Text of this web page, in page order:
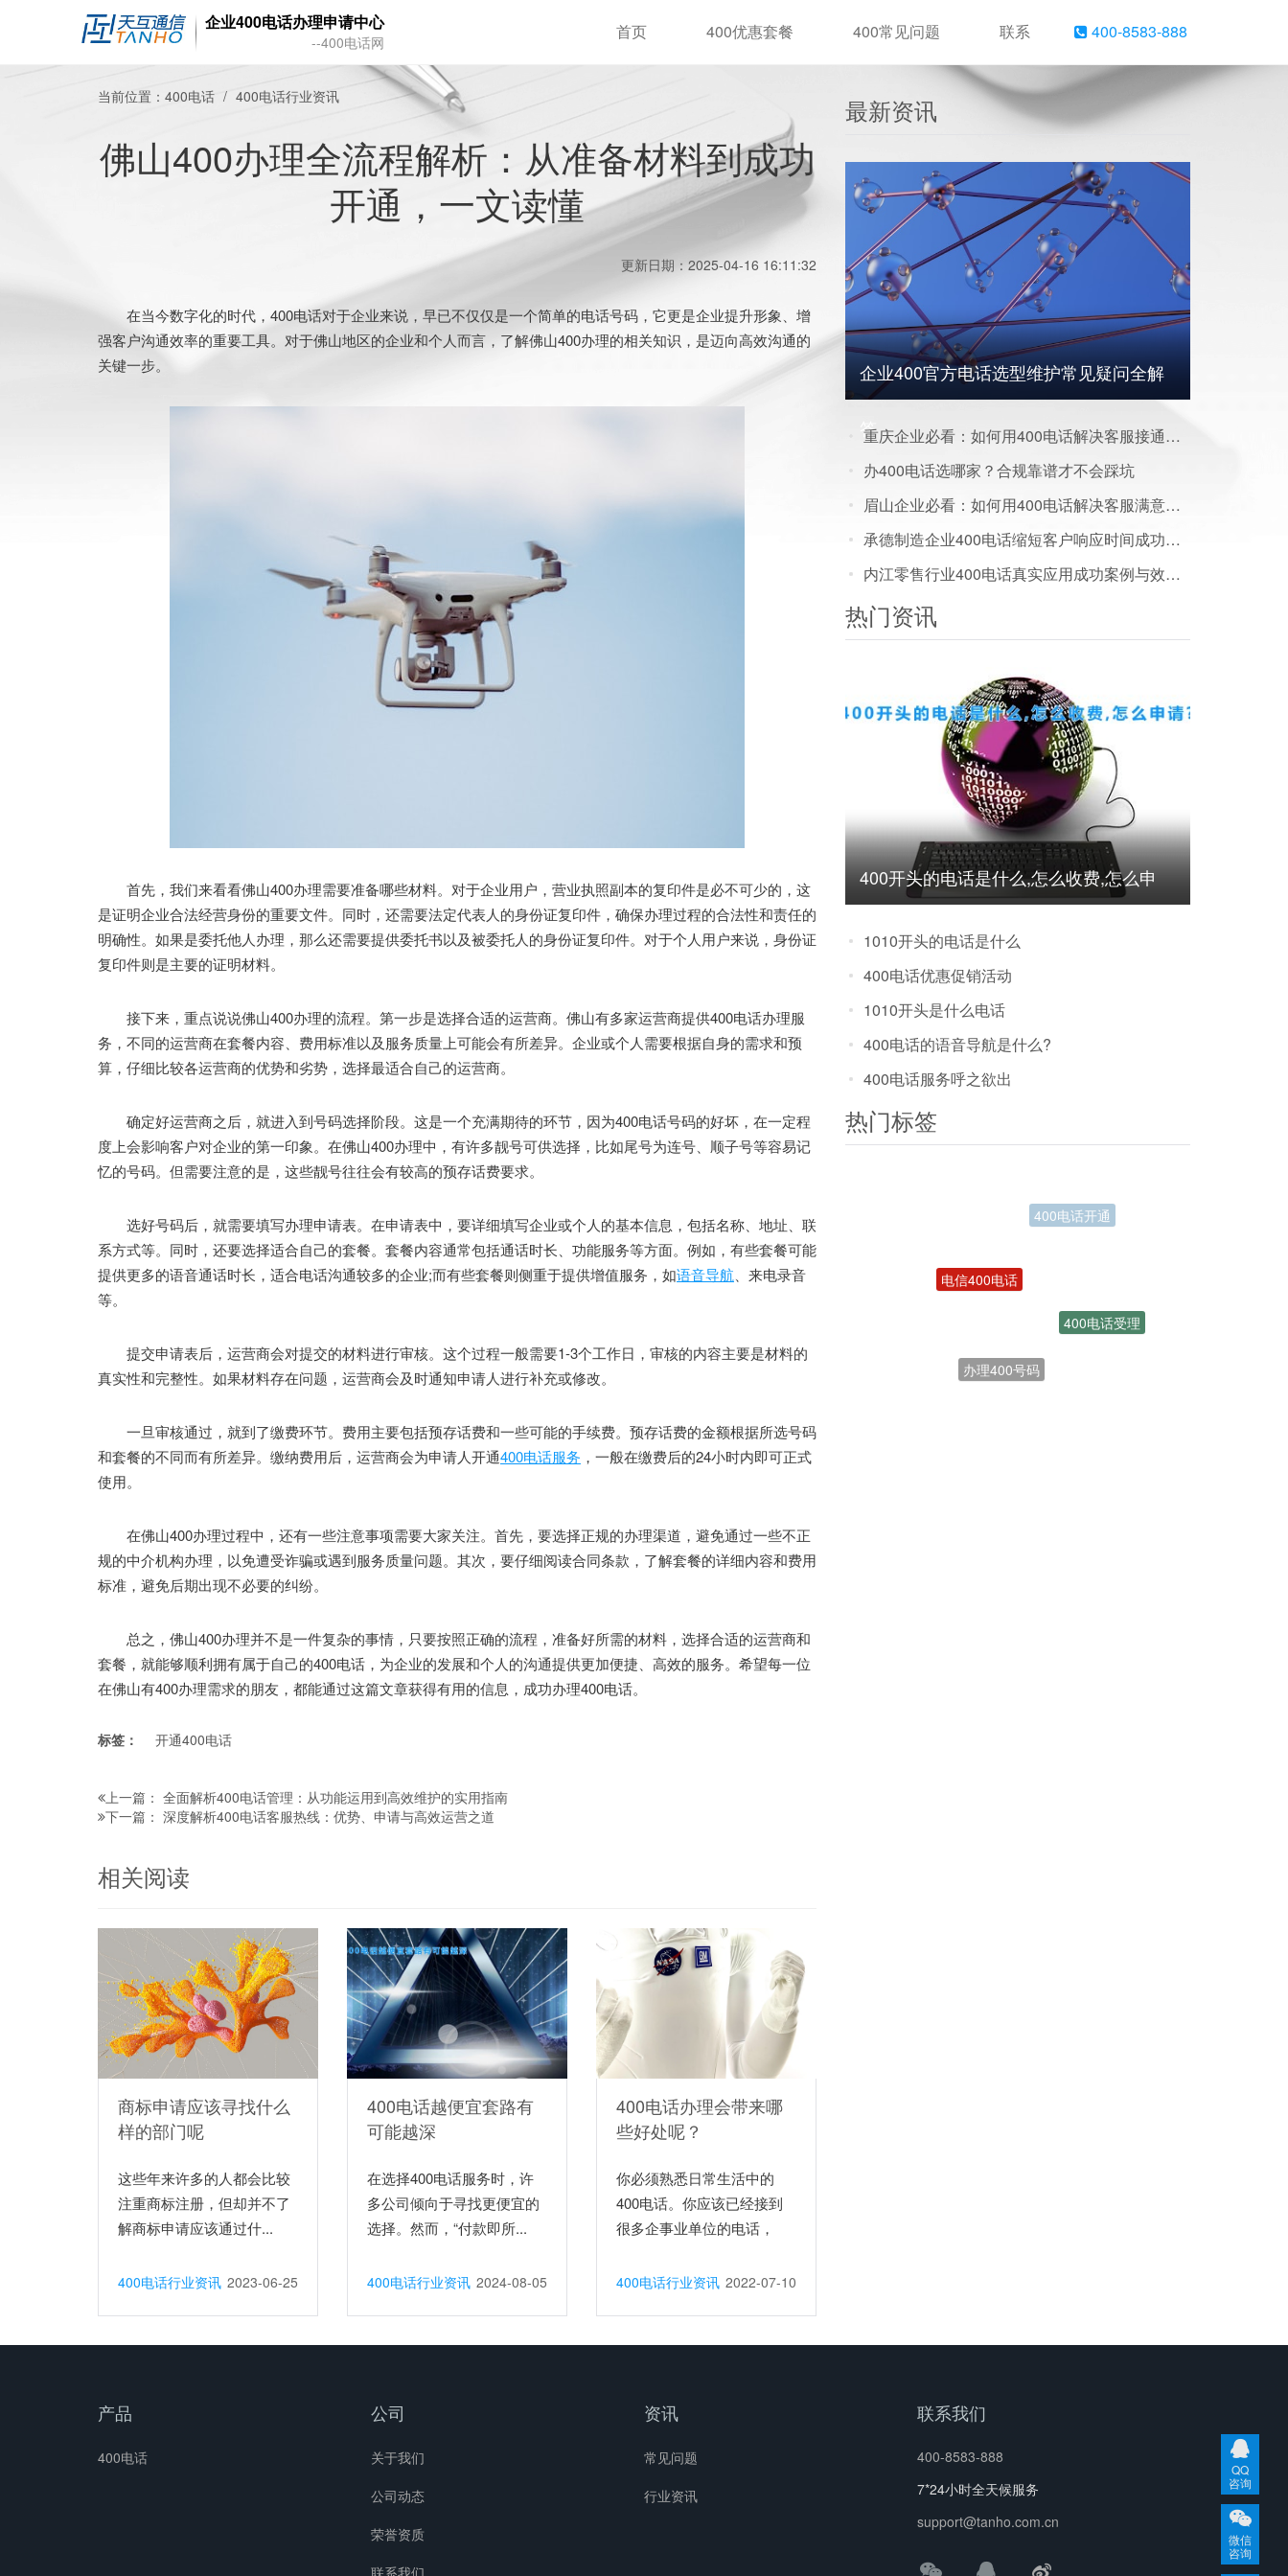
企业400电话办理申请中心
--400电话网 首页 400优惠套餐 400常见问题 联系 400-8583-888
当前位置： 400电话 400电话行业资讯
佛山400办理全流程解析：从准备材料到成功
开通，一文读懂
更新日期：2025-04-16 16:11:32
在当今数字化的时代，400电话对于企业来说，早已不仅仅是一个简单的电话号码，它更是企业提升形象、增
强客户沟通效率的重要工具。对于佛山地区的企业和个人而言，了解佛山400办理的相关知识，是迈向高效沟通的
关键一步。
首先，我们来看看佛山400办理需要准备哪些材料。对于企业用户，营业执照副本的复印件是必不可少的，这
是证明企业合法经营身份的重要文件。同时，还需要法定代表人的身份证复印件，确保办理过程的合法性和责任的
明确性。如果是委托他人办理，那么还需要提供委托书以及被委托人的身份证复印件。对于个人用户来说，身份证
复印件则是主要的证明材料。
接下来，重点说说佛山400办理的流程。第一步是选择合适的运营商。佛山有多家运营商提供400电话办理服
务，不同的运营商在套餐内容、费用标准以及服务质量上可能会有所差异。企业或个人需要根据自身的需求和预
算，仔细比较各运营商的优势和劣势，选择最适合自己的运营商。
确定好运营商之后，就进入到号码选择阶段。这是一个充满期待的环节，因为400电话号码的好坏，在一定程
度上会影响客户对企业的第一印象。在佛山400办理中，有许多靓号可供选择，比如尾号为连号、顺子号等容易记
忆的号码。但需要注意的是，这些靓号往往会有较高的预存话费要求。
选好号码后，就需要填写办理申请表。在申请表中，要详细填写企业或个人的基本信息，包括名称、地址、联
系方式等。同时，还要选择适合自己的套餐。套餐内容通常包括通话时长、功能服务等方面。例如，有些套餐可能
提供更多的语音通话时长，适合电话沟通较多的企业;而有些套餐则侧重于提供增值服务，如语音导航 、来电录音
等。
提交申请表后，运营商会对提交的材料进行审核。这个过程一般需要1-3个工作日，审核的内容主要是材料的
真实性和完整性。如果材料存在问题，运营商会及时通知申请人进行补充或修改。
一旦审核通过，就到了缴费环节。费用主要包括预存话费和一些可能的手续费。预存话费的金额根据所选号码
和套餐的不同而有所差异。缴纳费用后，运营商会为申请人开通400电话服务 ，一般在缴费后的24小时内即可正式
使用。
在佛山400办理过程中，还有一些注意事项需要大家关注。首先，要选择正规的办理渠道，避免通过一些不正
规的中介机构办理，以免遭受诈骗或遇到服务质量问题。其次，要仔细阅读合同条款，了解套餐的详细内容和费用
标准，避免后期出现不必要的纠纷。
总之，佛山400办理并不是一件复杂的事情，只要按照正确的流程，准备好所需的材料，选择合适的运营商和
套餐，就能够顺利拥有属于自己的400电话，为企业的发展和个人的沟通提供更加便捷、高效的服务。希望每一位
在佛山有400办理需求的朋友，都能通过这篇文章获得有用的信息，成功办理400电话。
标签： 开通400电话
上一篇： 全面解析400电话管理：从功能运用到高效维护的实用指南
下一篇： 深度解析400电话客服热线：优势、申请与高效运营之道
相关阅读
商标申请应该寻找什么
样的部门呢
这些年来许多的人都会比较
注重商标注册，但却并不了
解商标申请应该通过什...
400电话行业资讯 2023-06-25
400电话越便宜套路有
可能越深
在选择400电话服务时，许
多公司倾向于寻找更便宜的
选择。然而，“付款即所...
400电话行业资讯 2024-08-05
400电话办理会带来哪
些好处呢？
你必须熟悉日常生活中的
400电话。你应该已经接到
很多企事业单位的电话，
400电话行业资讯 2022-07-10
最新资讯
企业400官方电话选型维护常见疑问全解
答
重庆企业必看：如何用400电话解决客服接通率低客户流失难题
办400电话选哪家？合规靠谱才不会踩坑
眉山企业必看：如何用400电话解决客服满意度低的难题
承德制造企业400电话缩短客户响应时间成功案例分享
内江零售行业400电话真实应用成功案例与效果数据揭秘
热门资讯
400开头的电话是什么,怎么收费,怎么申
请?
1010开头的电话是什么
400电话优惠促销活动
1010开头是什么电话
400电话的语音导航是什么?
400电话服务呼之欲出
热门标签
400电话受理
产品
400电话
公司
关于我们
公司动态
荣誉资质
联系我们
资讯
常见问题
行业资讯
联系我们
400-8583-888
7*24小时全天候服务
support@tanho.com.cn
QQ
咨询
微信
咨询